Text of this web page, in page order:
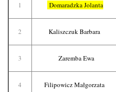
1 Domaradzka Jolanta
2 Kaliszczuk Barbara
3 Zaremba Ewa
4 Filipowicz Małgorzata